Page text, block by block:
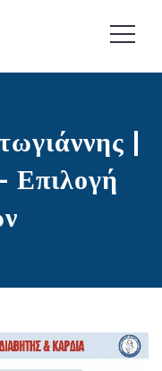
|
Επιλογή